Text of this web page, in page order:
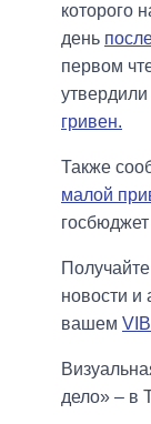
которого
день
первом
утвердили
гривен.
Также
малой
новости и
вашем
дело» – в